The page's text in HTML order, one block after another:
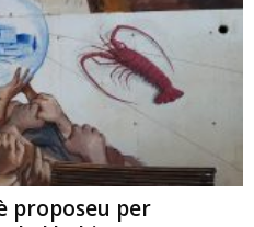
proposeu per